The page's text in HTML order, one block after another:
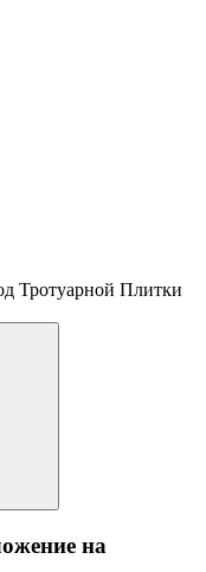
Тротуарной Плитки
на